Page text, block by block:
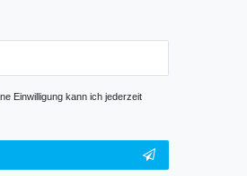
Einwilligung kann ich jederzeit